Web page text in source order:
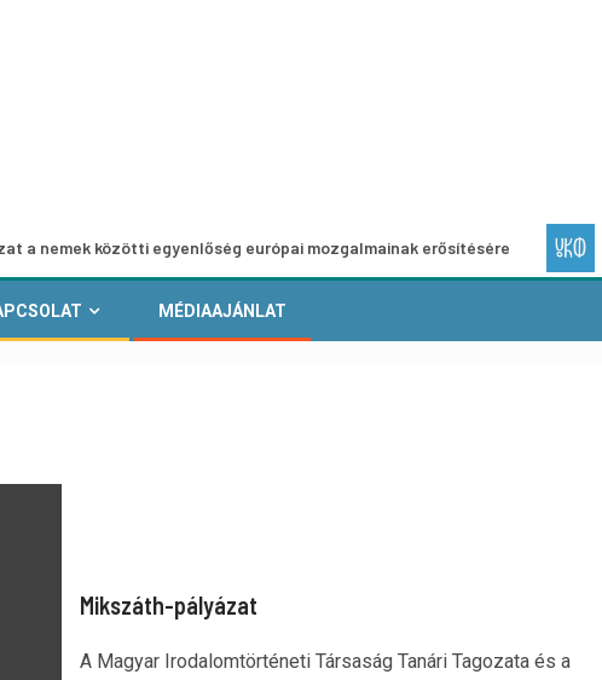
közötti egyenlőség európai mozgalmainak erősítésére
MÉDIAAJÁNLAT
Mikszáth-pályázat
A Magyar Irodalomtörténeti Társaság Tanári Tagozata és a